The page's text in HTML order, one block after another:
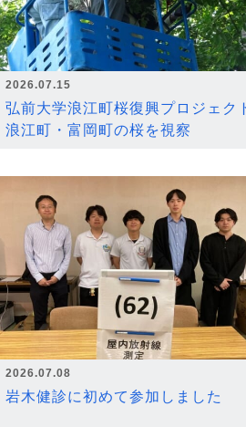
2026.07.15
弘前大学浪江町桜復興プロジェ
浪江町・富岡町の桜を視察
2026.07.08
岩木健診に初めて参加しました